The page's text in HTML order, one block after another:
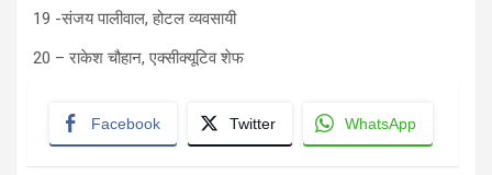
19 -संजय पालीवाल, होटल व्यवसायी
20 – राकेश चौहान, एक्सीक्यूटिव शेफ
Facebook Twitter WhatsApp